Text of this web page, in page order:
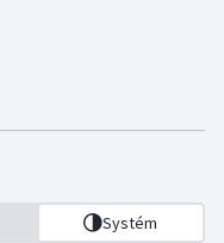
Systém